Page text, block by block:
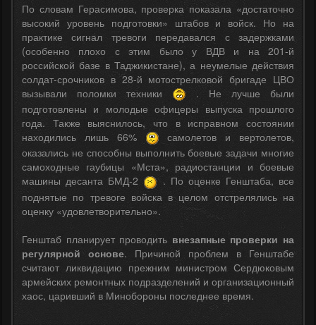
По словам Герасимова, проверка показала «достаточно
высокий уровень подготовки» штабов и войск. Но на
практике сигнал тревоги передавался с задержками
(особенно плохо с этим было у ВДВ и на 201-й
российской базе в Таджикистане), а неумелые действия
солдат-срочников в 28-й мотострелковой бригаде ЦВО
вызывали поломки техники
. Не лучше были
подготовлены и молодые офицеры выпуска прошлого
года. Также выяснилось, что в исправном состоянии
находились лишь 66%
самолетов и вертолетов,
оказались не способны выполнить боевые задачи многие
самоходные гаубицы «Мста», радиостанции и боевые
машины десанта БМД-2
. По оценке Генштаба, все
поднятые по тревоге войска в целом отстрелялись на
оценку «удовлетворительно».
Генштаб планирует проводить внезапные проверки на
регулярной основе. Причиной проблем в Генштабе
считают ликвидацию прежним министром Сердюковым
армейских ремонтных подразделений и организационный
хаос, царивший в Минобороны последнее время.